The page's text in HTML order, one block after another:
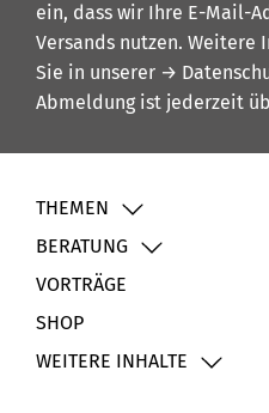
ein, dass wir Ihre E-Mail-
Versands nutzen. Weitere
Sie in unserer →
Abmeldung ist jederzeit
THEMEN
BERATUNG
VORTRÄGE
SHOP
WEITERE INHALTE